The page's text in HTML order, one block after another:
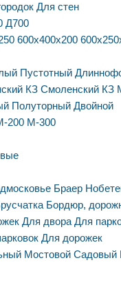
Для стен
Д700
600х400х200
Пустотный
КЗ Смоленский КЗ
Полуторный Двойной
200 М-300
Браер
Бордюр,
Для двора Для
Для дорожек
Мостовой Садовый